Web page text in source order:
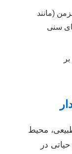
(مانند
سنی
محیط
در